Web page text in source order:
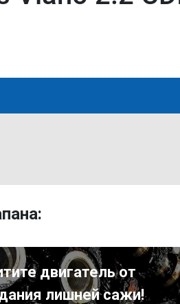
двигатель от
лишней сажи!